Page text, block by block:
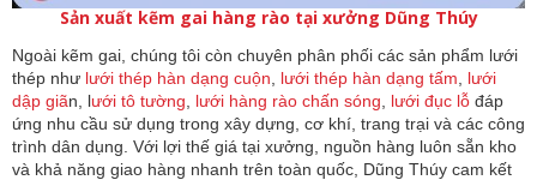
Sản xuất kẽm gai hàng rào tại xưởng Dũng Thúy
Ngoài kẽm gai, chúng tôi còn chuyên phân phối các sản phẩm lưới
thép như lưới thép hàn dạng cuộn lưới thép hàn dạng tấm
lưới
dập giãn, lưới tô tường lưới hàng rào chấn sóng lưới đục lỗ đáp
ứng nhu cầu sử dụng trong xây dựng, cơ khí, trang trại và các công
trình dân dụng. Với lợi thế giá tại xưởng, nguồn hàng luôn sẵn kho
và khả năng giao hàng nhanh trên toàn quốc, Dũng Thúy cam kết